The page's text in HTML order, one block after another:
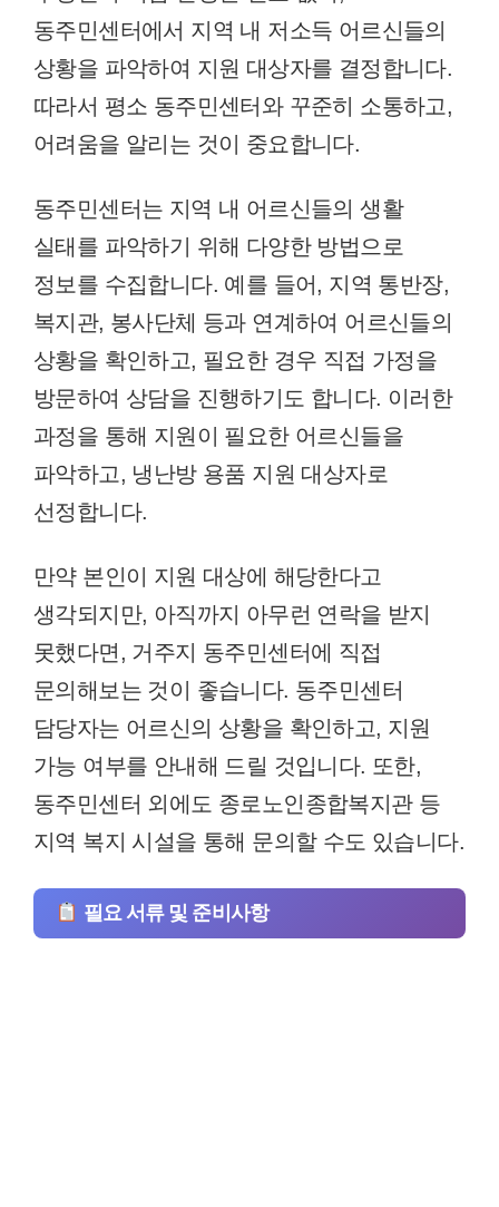
동주민센터에서 지역 내 저소득 어르신들의
상황을 파악하여 지원 대상자를 결정합니다.
따라서 평소 동주민센터와 꾸준히 소통하고,
어려움을 알리는 것이 중요합니다.
동주민센터는 지역 내 어르신들의 생활
실태를 파악하기 위해 다양한 방법으로
정보를 수집합니다. 예를 들어, 지역 통반장,
복지관, 봉사단체 등과 연계하여 어르신들의
상황을 확인하고, 필요한 경우 직접 가정을
방문하여 상담을 진행하기도 합니다. 이러한
과정을 통해 지원이 필요한 어르신들을
파악하고, 냉난방 용품 지원 대상자로
선정합니다.
만약 본인이 지원 대상에 해당한다고
생각되지만, 아직까지 아무런 연락을 받지
못했다면, 거주지 동주민센터에 직접
문의해보는 것이 좋습니다. 동주민센터
담당자는 어르신의 상황을 확인하고, 지원
가능 여부를 안내해 드릴 것입니다. 또한,
동주민센터 외에도 종로노인종합복지관 등
지역 복지 시설을 통해 문의할 수도 있습니다.
필요 서류 및 준비사항